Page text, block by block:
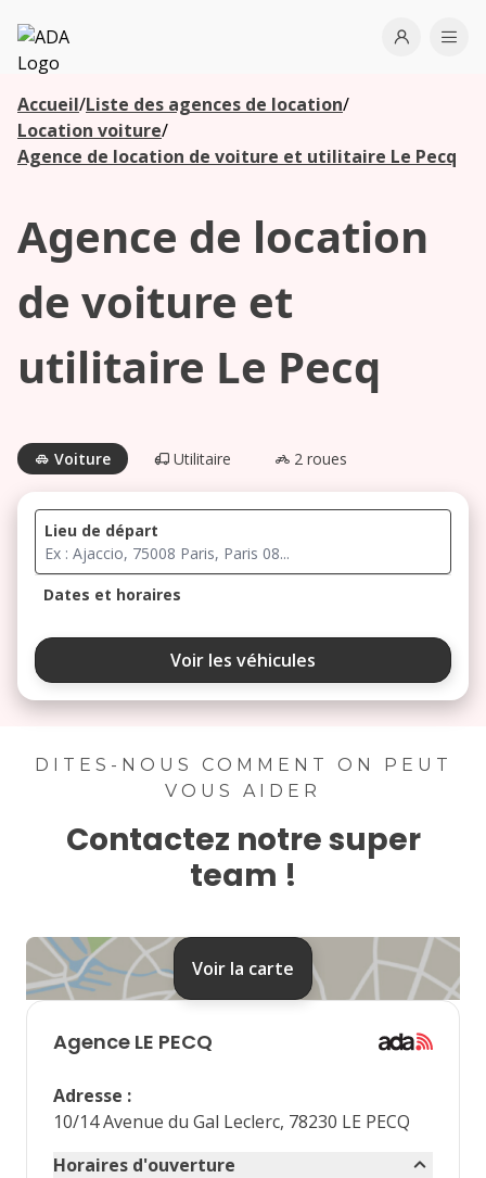
ADA
Open
Accueil/Liste des agences de location/
Location voiture/
Agence de location de voiture et utilitaire Le Pecq
Agence de location
de voiture et
utilitaire Le Pecq
Voiture Utilitaire 2 roues
Lieu de départ
Dates et horaires
août 2026
ma me
3 4 5 6 7
17 18 19 20
31
septembre 2026
7
14
Voir les véhicules
DITES-NOUS COMMENT ON PEUT
VOUS AIDER
Contactez notre super
team !
Voir la carte
Agence LE PECQ
Adresse :
10/14 Avenue du Gal Leclerc, 78230 LE PECQ
Horaires d'ouverture
Les
agences à
proximité
Commencez
votre
recherche
agences à
proximité